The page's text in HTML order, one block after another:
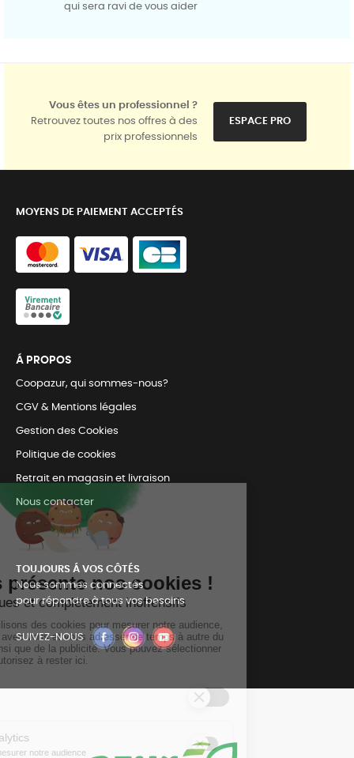
qui sera ravi de vous aider
Vous êtes un professionnel ?
Retrouvez toutes nos offres à des
prix professionnels
ESPACE PRO
MOYENS DE PAIEMENT ACCEPTÉS
Á PROPOS
Coopazur, qui sommes-nous?
CGV & Mentions légales
Gestion des Cookies
Politique de cookies
Retrait en magasin et livraison
Nous contacter
TOUJOURS Á VOS CÔTÉS
Nous sommes connectés
pour répondre à tous vos besoins
SUIVEZ-NOUS